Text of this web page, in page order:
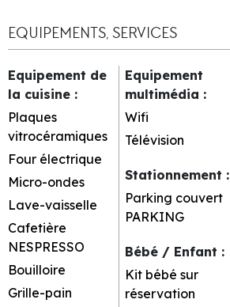
EQUIPEMENTS, SERVICES
Equipement de
la cuisine :
Plaques
vitrocéramiques
Four électrique
Micro-ondes
Lave-vaisselle
Cafetière
NESPRESSO
Bouilloire
Grille-pain
Equipement
multimédia :
Wifi
Télévision
Stationnement :
Parking couvert
PARKING
Bébé / Enfant :
Kit bébé sur
réservation